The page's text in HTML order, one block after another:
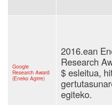
Google
Research Award
(Eneko Agirre)
2016.ean
Research
$ esleitua,
egiteko.